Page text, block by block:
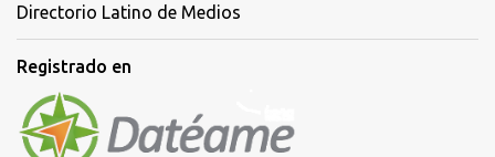
Directorio Latino de Medios
Registrado en